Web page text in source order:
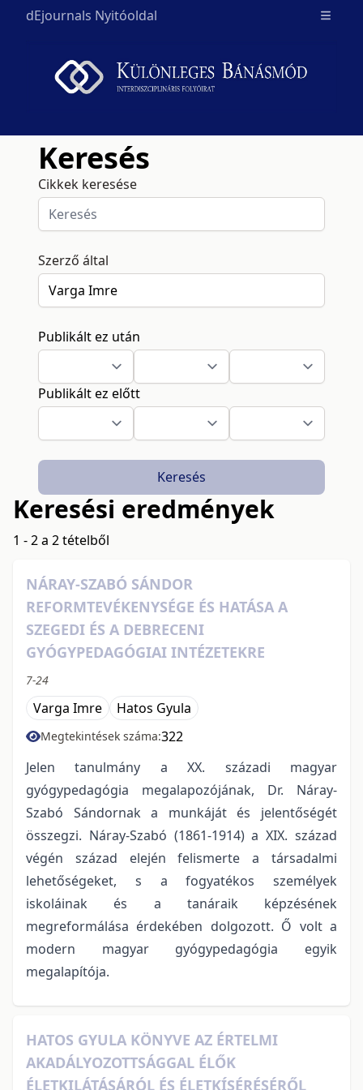
dEjournals Nyitóoldal Open
Keresés
Cikkek keresése
Szerző által
Publikált ez után
Publikált ez előtt
Keresés
Keresési eredmények
1 - 2 a 2 tételből
NÁRAY-SZABÓ SÁNDOR
REFORMTEVÉKENYSÉGE ÉS HATÁSA A
SZEGEDI ÉS A DEBRECENI
GYÓGYPEDAGÓGIAI INTÉZETEKRE
7-24
Varga Imre Hatos Gyula
Megtekintések száma:322
Jelen tanulmány a XX. századi magyar
gyógypedagógia megalapozójának, Dr. Náray-
Szabó Sándornak a munkáját és jelentőségét
összegzi. Náray-Szabó (1861-1914) a XIX. század
végén század elején felismerte a társadalmi
lehetőségeket, s a fogyatékos személyek
iskoláinak és a tanáraik képzésének
megreformálása érdekében dolgozott. Ő volt a
modern magyar gyógypedagógia egyik
megalapítója.
HATOS GYULA KÖNYVE AZ ÉRTELMI
AKADÁLYOZOTTSÁGGAL ÉLŐK
ÉLETKILÁTÁSÁRÓL ÉS ÉLETKÍSÉRÉSÉRŐL